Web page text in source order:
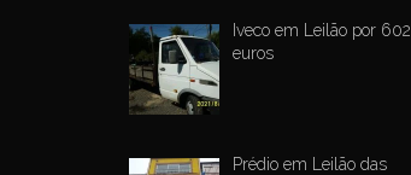
Iveco em Leilão por 602
euros
Prédio em Leilão das